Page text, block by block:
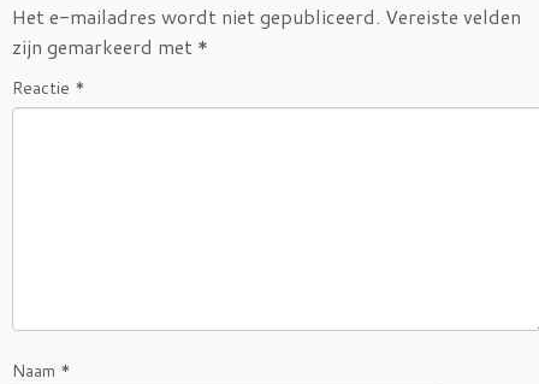
Het e-mailadres wordt niet gepubliceerd. Vereiste velden
zijn gemarkeerd met *
Reactie *
Naam *